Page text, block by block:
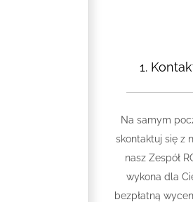
1.
Na samym
skontaktuj się z
nasz Zespół
wykona dla
bezpłatną